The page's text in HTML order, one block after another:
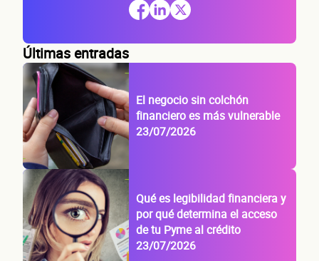
Últimas entradas
El negocio sin colchón
financiero es más vulnerable
23/07/2026
Qué es legibilidad financiera y
por qué determina el acceso
de tu Pyme al crédito
23/07/2026